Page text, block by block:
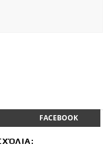
FACEBOOK